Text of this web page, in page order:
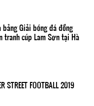
Giải bóng đá đồng
tranh cúp Lam Sơn tại Hà
FOOTBALL 2019